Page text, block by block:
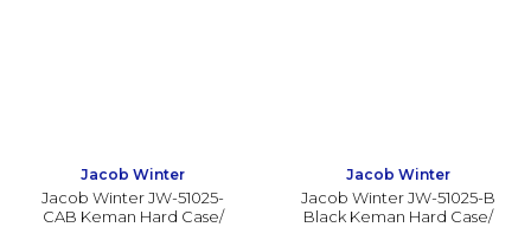
Jacob Winter
Jacob Winter JW-51025-
CAB Keman Hard Case/
Jacob Winter
Jacob Winter JW-51025-B
Black Keman Hard Case/